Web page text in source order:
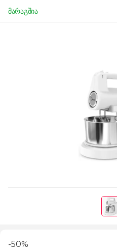
მარაგშია
-50%